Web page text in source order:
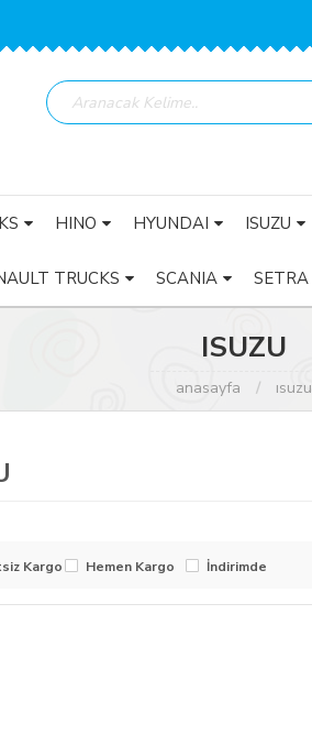
HINO HYUNDAI ISUZU
TRUCKS SCANIA SETRA
ISUZU
anasayfa isuzu
Kargo Hemen Kargo İndirimde